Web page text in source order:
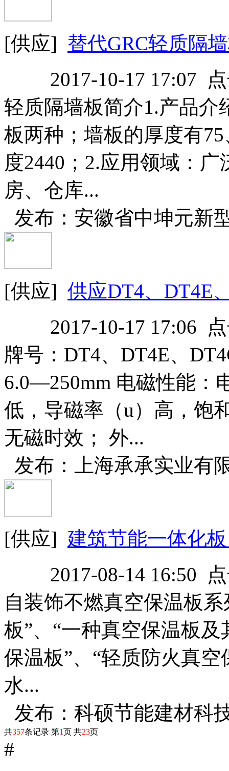
[供应] 替代GRC轻质隔
2017-10-17 17:07
轻质隔墙板简介1.产品介
板两种；墙板的厚度有
度2440；2.应用领域：
房、仓库...
发布：安徽省中坤元新
[供应] 供应DT4、DT4E
2017-10-17 17:06
牌号：DT4、DT4E、
6.0―250mm 电磁性能：
低，导磁率（u）高，饱
无磁时效； 外...
发布：上海承承实业有
[供应] 建筑节能一体化
2017-08-14 16:50
自装饰不燃真空保温板
板”、“一种真空保温板
保温板”、“轻质防火真
水...
发布：科硕节能建材科
共357条记录 第1页 共23页
#